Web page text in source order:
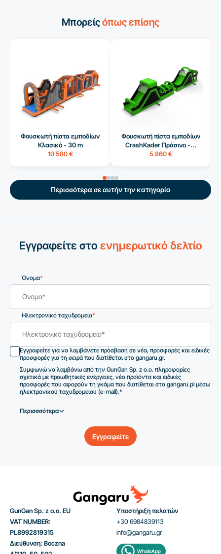
Μπορείςόπως επίσης
Φουσκωτή πίστα εμποδίων
Κλασικό - 30 m
10 580 €
Φουσκωτή πίστα εμποδίων
CrashKader Πράσινο -...
5 860 €
Περισσότερα σε αυτήν την κατηγορία
Εγγραφείτε στο ενημερωτικό δελτίο
Όνομα*
Ηλεκτρονικό ταχυδρομείο*
Εγγραφείτε για να λαμβάνετε πρόσβαση σε νέα, προσφορές και ειδικές
προσφορές για τη σειρά που διατίθεται στο gangaru.gr.
Συμφωνώ να λαμβάνω από την GunGan Sp. z o.o. πληροφορίες
σχετικά με προωθητικές ενέργειες, νέα προϊόντα και ειδικές
προσφορές που αφορούν τη γκάμα που διατίθεται στο gangaru.pl μέσω
ηλεκτρονικού ταχυδρομείου (e-mail).*
Περισσσότερα
Εγγραφείτε
GunGan Sp. z o.o. EU
VAT NUMBER:
PL8992819315
Διεύθυνση: Boczna
Υποστήριξη πελατών
+30 6984839113
info@gangaru.gr
WhatsApp